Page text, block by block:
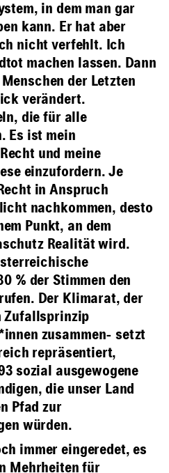
in dem man gar
kann. Er hat aber
nicht verfehlt. Ich
machen lassen. Dann
der Letzten
verändert.
die für alle
Es ist mein
und meine
einzufordern. Je
in Anspruch
nachkommen, desto
Punkt, an dem
Realität wird.
% der Stimmen den
Der Klimarat, der
Zufallsprinzip
zusammen- setzt
repräsentiert,
sozial ausgewogene
die unser Land
Pfad zur
würden.
immer eingeredet, es
Mehrheiten für